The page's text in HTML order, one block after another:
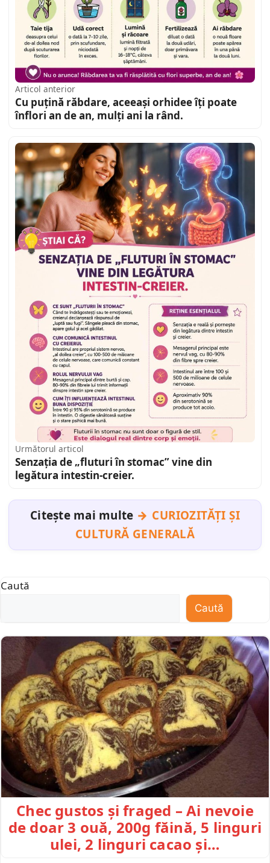
Articol anterior
Cu puțină răbdare, aceeași orhidee îți poate
înflori an de an, mulți ani la rând.
Următorul articol
Senzația de „fluturi în stomac” vine din
legătura intestin-creier.
Citește mai multe
CURIOZITĂȚI ȘI
CULTURĂ GENERALĂ
Caută
Caută
Chec gustos și fraged – Ai nevoie
de doar 3 ouă, 200g făină, 5 linguri
ulei, 2 linguri cacao și…